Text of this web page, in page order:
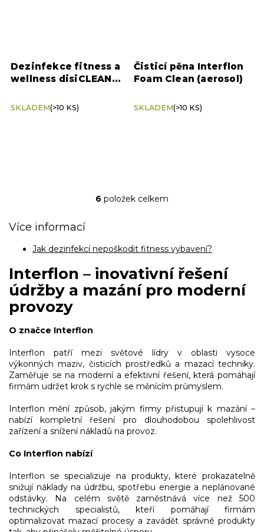
Dezinfekce fitness a
wellness disiCLEAN
bezchlorová ochrana
SKLADEM(>10 KS)
Čisticí pěna Interflon
Foam Clean (aerosol)
SKLADEM(>10 KS)
O
d
c
í
p
v
ý
p
i
u
6 položek celkem
Více informací
Jak dezinfekcí nepoškodit fitness vybavení?
Interflon – inovativní řešení
údržby a mazání pro moderní
provozy
O značce Interflon
Interflon patří mezi světové lídry v oblasti vysoce
výkonných maziv, čisticích prostředků a mazací techniky.
Zaměřuje se na moderní a efektivní řešení, která pomáhají
firmám udržet krok s rychle se měnícím průmyslem.
Interflon mění způsob, jakým firmy přistupují k mazání –
nabízí kompletní řešení pro dlouhodobou spolehlivost
zařízení a snížení nákladů na provoz.
Co Interflon nabízí
Interflon se specializuje na produkty, které prokazatelně
snižují náklady na údržbu, spotřebu energie a neplánované
odstávky. Na celém světě zaměstnává více než 500
technických specialistů, kteří pomáhají firmám
optimalizovat mazací procesy a zavádět správné produkty